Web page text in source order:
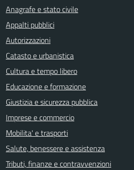
Anagrafe e stato civile
Appalti pubblici
Autorizzazioni
Catasto e urbanistica
Cultura e tempo libero
Educazione e formazione
Giustizia e sicurezza pubblica
Imprese e commercio
Mobilita' e trasporti
Salute, benessere e assistenza
Tributi, finanze e contravvenzioni